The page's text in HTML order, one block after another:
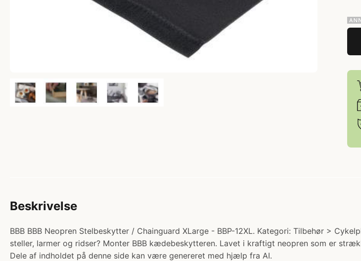
Beskrivelse
BBB BBB Neopren Stelbeskytter / Chainguard XLarge - BBP-12XL. Kategori: Tilbehør >
steller, larmer og ridser? Monter BBB kædebeskytteren. Lavet i kraftigt neopren som er
Dele af indholdet på denne side kan være genereret med hjælp fra AI.